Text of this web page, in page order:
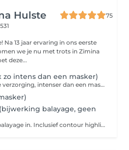
Hulste
75
we je nu met trots in Zimina
deze...
zo intens dan een masker)
Evo top drop: een intense verzorging, intenser dan een masker, blijft enkele wasbeurten voelbaar. Glans, versterkt je haar, verlengt de houdbaarheid van je kleur, ...
balayage, geen
Ideaal voor tussen twee balayage in. Inclusief contour highlights, geen volledige balayage, toner, intensieve verzorging, knippen en afwerking met brushing. Ontdek op onze Instagram hoogtepunten de perfecte behandeling voor jou.